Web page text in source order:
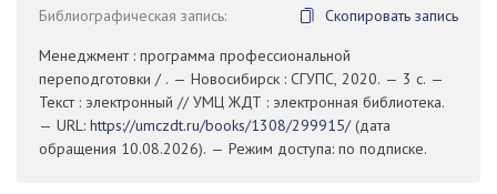
Библиографическая запись:
Скопировать запись
Менеджмент : программа профессиональной
переподготовки / . — Новосибирск : СГУПС, 2020. — 3 с. —
Текст : электронный // УМЦ ЖДТ : электронная библиотека.
— URL: https://umczdt.ru/books/1308/299915/(дата
обращения 10.08.2026). — Режим доступа: по подписке.